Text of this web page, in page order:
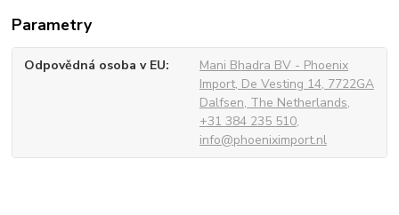
Parametry
Odpovědná osoba v EU
Mani Bhadra BV - Phoenix
Import, De Vesting 14, 7722GA
Dalfsen, The Netherlands,
+31 384 235 510,
info@phoeniximport.nl